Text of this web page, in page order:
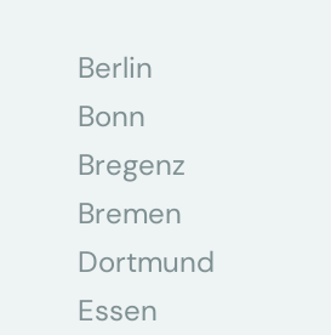
Berlin
Bonn
Bregenz
Bremen
Dortmund
Essen